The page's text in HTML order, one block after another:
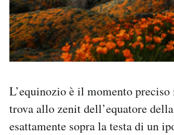
L’equinozio è il momento
trova allo zenit dell’equatore
esattamente sopra la testa di un